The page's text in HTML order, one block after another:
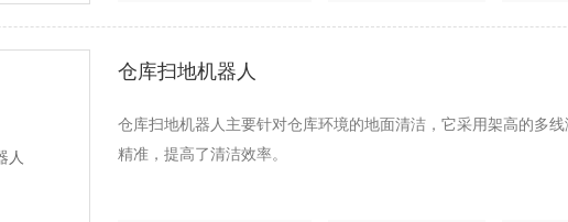
仓库扫地机器人
仓库扫地机器人主要针对仓库环境的地面清洁，它采用架高的多
精准，提高了清洁效率。